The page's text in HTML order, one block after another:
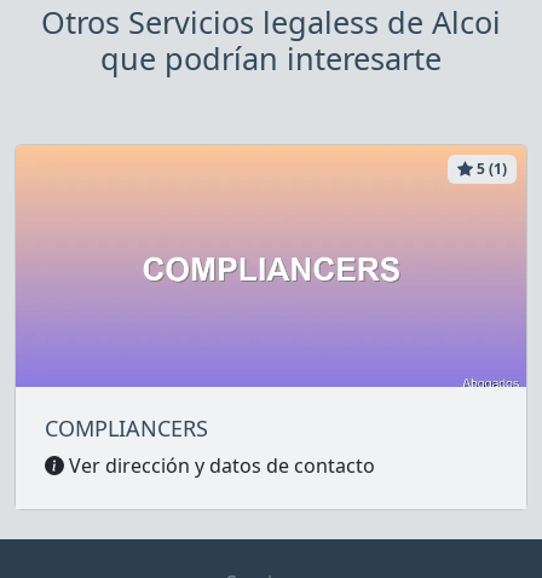
Otros Servicios legaless de Alcoi
que podrían interesarte
5 (1)
COMPLIANCERS
Ver dirección y datos de contacto